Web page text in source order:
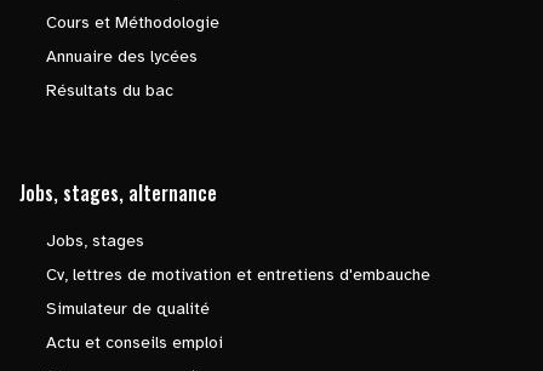
Cours et Méthodologie
Annuaire des lycées
Résultats du bac
Jobs, stages, alternance
Jobs, stages
Cv, lettres de motivation et entretiens d'embauche
Simulateur de qualité
Actu et conseils emploi